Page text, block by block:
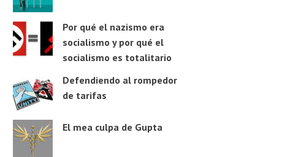
Por qué el nazismo era
socialismo y por qué el
socialismo es totalitario
Defendiendo al rompedor
de tarifas
El mea culpa de Gupta